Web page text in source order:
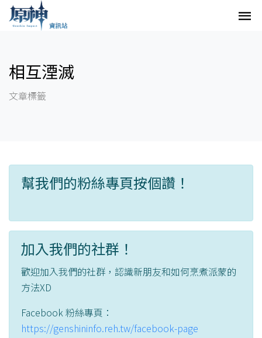
相互湮滅
文章標籤
幫我們的粉絲專頁按個讚！
加入我們的社群！
歡迎加入我們的社群，認識新朋友和如何烹煮派蒙的
方法XD
Facebook 粉絲專頁：
https://genshininfo.reh.tw/facebook-page